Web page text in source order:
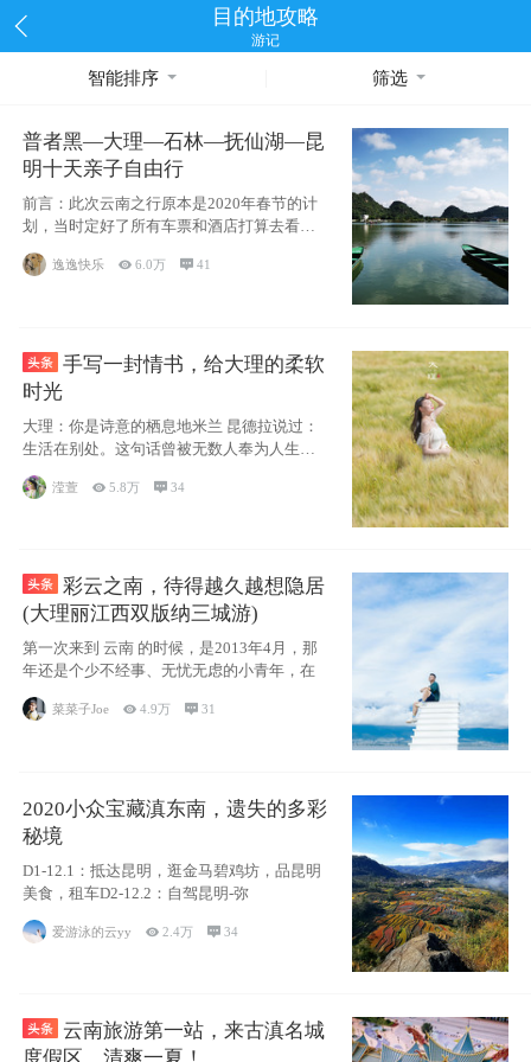
目的地攻略
游记
智能排序 筛选
普者黑—大理—石林—抚仙湖—昆
明十天亲子自由行
前言：此次云南之行原本是2020年春节的计
划，当时定好了所有车票和酒店打算去看红
嘴鸥，但是一场突如其来的
逸逸快乐 6.0万 41
手写一封情书，给大理的柔软
时光
大理：你是诗意的栖息地米兰 昆德拉说过：
生活在别处。这句话曾被无数人奉为人生信
滢萱  5.8万  34
彩云之南，待得越久越想隐居
(大理丽江西双版纳三城游)
第一次来到 云南 的时候，是2013年4月，那
年还是个少不经事、无忧无虑的小青年，在
菜菜子Joe 4.9万 31
2020小众宝藏滇东南，遗失的多彩
秘境
D1-12.1：抵达昆明，逛金马碧鸡坊，品昆明
美食，租车D2-12.2：自驾昆明-弥
爱游泳的云yy 2.4万  34
云南旅游第一站，来古滇名城